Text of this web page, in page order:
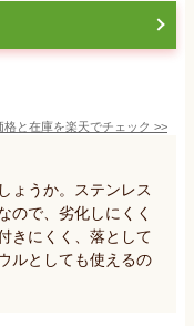
格と在庫を楽天でチェック >>
ょうか。ステンレス
ので、劣化しにくく
きにくく、落として
ルとしても使えるの